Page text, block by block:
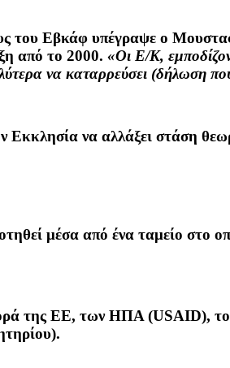
του Εβκάφ υπέγραψε ο
από το 2000. «Οι Ε/Κ,
να καταρρεύσει (δήλωση
Εκκλησία να αλλάξει στάση
μέσα από ένα ταμείο στο
της ΕΕ, των ΗΠΑ (USAID),